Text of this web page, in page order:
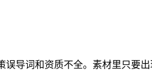
导词和资质不全。素材里只要出